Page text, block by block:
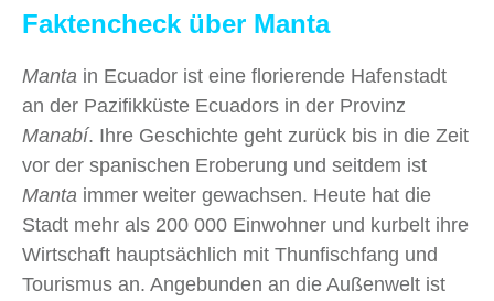
Faktencheck über Manta
Manta in Ecuador ist eine florierende Hafenstadt
an der Pazifikküste Ecuadors in der Provinz
Manabí. Ihre Geschichte geht zurück bis in die Zeit
vor der spanischen Eroberung und seitdem ist
Manta immer weiter gewachsen. Heute hat die
Stadt mehr als 200 000 Einwohner und kurbelt ihre
Wirtschaft hauptsächlich mit Thunfischfang und
Tourismus an. Angebunden an die Außenwelt ist